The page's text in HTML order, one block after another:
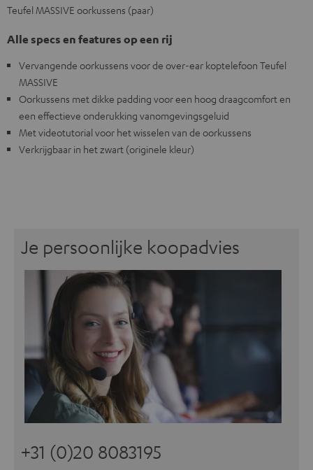
Teufel MASSIVE oorkussens (paar)
Alle specs en features op een rij
Vervangende oorkussens voor de over-ear koptelefoon Teufel
MASSIVE
Oorkussens met dikke padding voor een hoog draagcomfort en
een effectieve onderukking vanomgevingsgeluid
Met videotutorial voor het wisselen van de oorkussens
Verkrijgbaar in het zwart (originele kleur)
Je persoonlijke koopadvies
+31 (0)20 8083195